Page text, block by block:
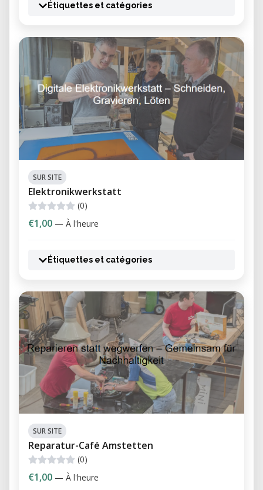
Étiquettes et catégories
SUR SITE
Elektronikwerkstatt
(0)
€1,00 — À l'heure
Étiquettes et catégories
SUR SITE
Reparatur-Café Amstetten
(0)
€1,00 — À l'heure